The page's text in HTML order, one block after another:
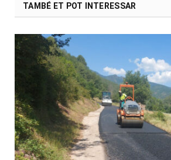
TAMBÉ ET POT INTERESSAR